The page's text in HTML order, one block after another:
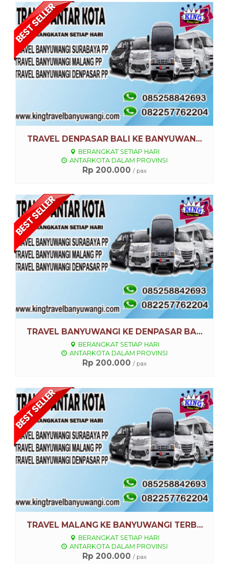
Lihat Detail
TRAVEL DENPASAR BALI KE BANYUWAN...
BERANGKAT SETIAP HARI
ANTARKOTA DALAM PROVINSI
Rp 200.000 / pax
Lihat Detail
TRAVEL BANYUWANGI KE DENPASAR BA...
BERANGKAT SETIAP HARI
ANTARKOTA DALAM PROVINSI
Rp 200.000 / pax
Lihat Detail
TRAVEL MALANG KE BANYUWANGI TERB...
BERANGKAT SETIAP HARI
ANTARKOTA DALAM PROVINSI
Rp 200.000 / pax